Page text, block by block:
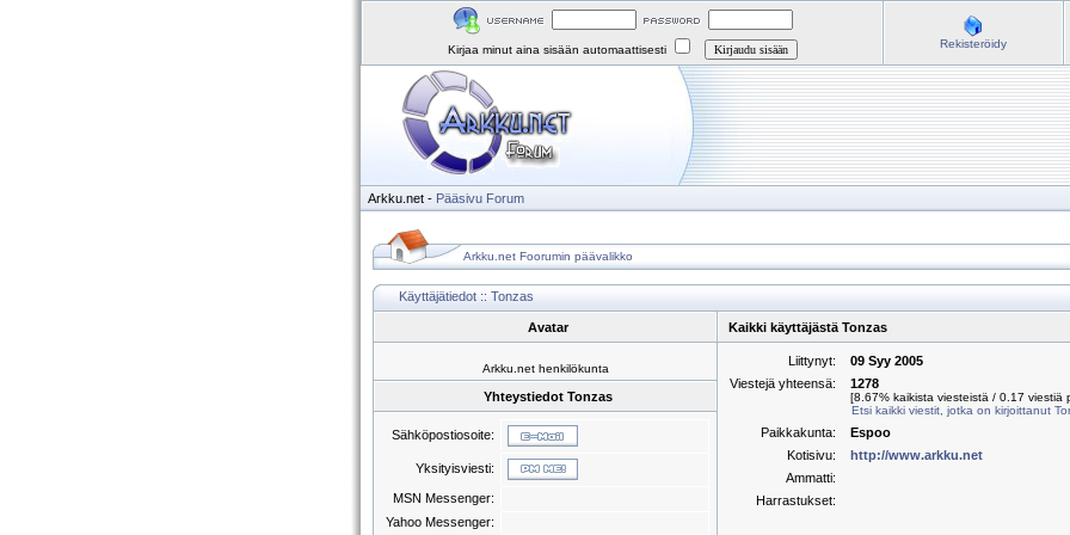
Kirjaa minut aina sisään automaattisesti Rekisteröidy
Arkku.net - Pääsivu Forum
Arkku.net Foorumin päävalikko
Käyttäjätiedot :: Tonzas
Avatar Kaikki käyttäjästä Tonzas
Arkku.net henkilökunta
Liittynyt:
09 Syy 2005
Viestejä yhteensä:
1278
[8.67% kaikista viesteistä / 0.17 viestiä
Etsi kaikki viestit, jotka on kirjoittanut
Paikkakunta:
Espoo
Kotisivu:
http://www.arkku.net
Ammatti:
Harrastukset:
Yhteystiedot Tonzas
Sähköpostiosoite:
Yksityisviesti:
MSN Messenger:
Yahoo Messenger: